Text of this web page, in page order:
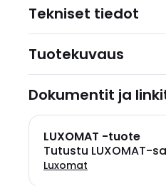
Tekniset tiedot
Tuotekuvaus
Dokumentit ja
LUXOMAT -tuote
Tutustu LUXOMAT-
Luxomat